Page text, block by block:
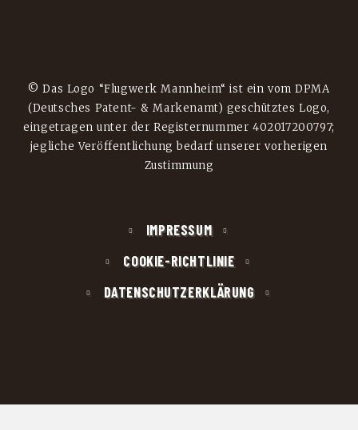
© Das Logo “Flugwerk Mannheim“ ist ein vom DPMA
(Deutsches Patent- & Markenamt) geschütztes Logo,
eingetragen unter der Registernummer 402017200797;
jegliche Veröffentlichung bedarf unserer vorherigen
Zustimmung
IMPRESSUM
COOKIE-RICHTLINIE
DATENSCHUTZERKLÄRUNG